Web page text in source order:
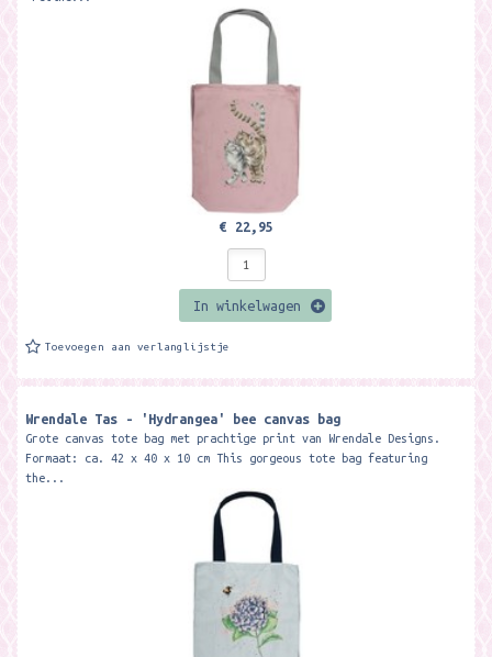
€ 22,95
In winkelwagen
Toevoegen aan verlanglijstje
Wrendale Tas - 'Hydrangea' bee canvas bag
Grote canvas tote bag met prachtige print van Wrendale Designs.
Formaat: ca. 42 x 40 x 10 cm This gorgeous tote bag featuring
the...